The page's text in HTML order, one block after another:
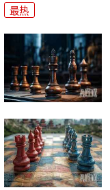
最热